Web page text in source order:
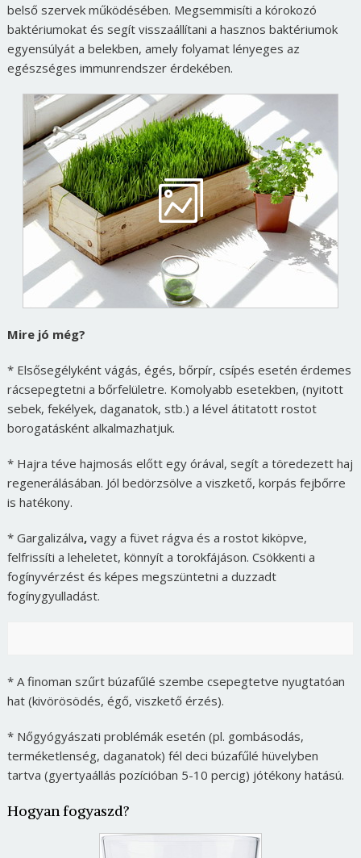
belső szervek működésében. Megsemmisíti a kórokozó
baktériumokat és segít visszaállítani a hasznos baktériumok
egyensúlyát a belekben, amely folyamat lényeges az
egészséges immunrendszer érdekében.
Mire jó még?
* Elsősegélyként vágás, égés, bőrpír, csípés esetén érdemes
rácsepegtetni a bőrfelületre. Komolyabb esetekben, (nyitott
sebek, fekélyek, daganatok, stb.) a lével átitatott rostot
borogatásként alkalmazhatjuk.
* Hajra téve hajmosás előtt egy órával, segít a töredezett haj
regenerálásában. Jól bedörzsölve a viszkető, korpás fejbőrre
is hatékony.
* Gargalizálva,vagy a füvet rágva és a rostot kiköpve,
felfrissíti a leheletet, könnyít a torokfájáson. Csökkenti a
fogínyvérzést és képes megszüntetni a duzzadt
fogínygyulladást.
* A finoman szűrt búzafűlé szembe csepegtetve nyugtatóan
hat (kivörösödés, égő, viszkető érzés).
* Nőgyógyászati problémák esetén (pl. gombásodás,
terméketlenség, daganatok) fél deci búzafűlé hüvelyben
tartva (gyertyaállás pozícióban 5-10 percig) jótékony hatású.
Hogyan fogyaszd?